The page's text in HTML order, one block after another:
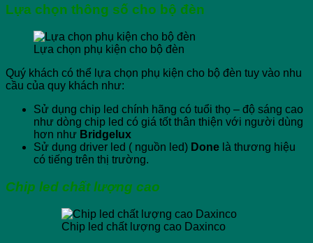
Lựa chọn thông số cho bộ đèn
Lựa chọn phụ kiện cho bộ đèn
Quý khách có thể lựa chọn phụ kiện cho bộ đèn tuy vào nhu
cầu của quy khách như:
Sử dụng chip led chính hãng có tuổi thọ – độ sáng cao
như dòng chip led có giá tốt thân thiện với người dùng
hơn như Bridgelux
Sử dụng driver led ( nguồn led) Done là thương hiệu
có tiếng trên thị trường.
Chip led chất lượng cao
Chip led chất lượng cao Daxinco